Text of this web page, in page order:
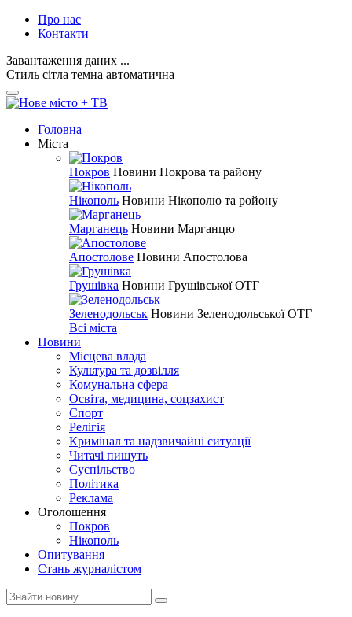
Про нас
Контакти
Завантаження даних ...
Стиль сітла темна автоматична
Головна
Міста
Покров Новини Покрова та району
Нікополь Новини Нікополю та ройону
Марганець Новини Марганцю
Апостолове Новини Апостолова
Грушівка Новини Грушівської ОТГ
Зеленодольськ Новини Зеленодольської ОТГ
Всі міста
Новини
Місцева влада
Культура та дозвілля
Комунальна сфера
Освіта, медицина, соцзахист
Спорт
Релігія
Кримінал та надзвичайні ситуації
Читачі пишуть
Суспільство
Політика
Реклама
Оголошення
Покров
Нікополь
Опитування
Стань журналістом